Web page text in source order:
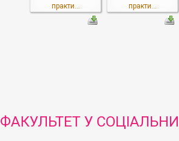
практи...
практи...
ФАКУЛЬТЕТ У